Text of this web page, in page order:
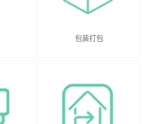
包装打包